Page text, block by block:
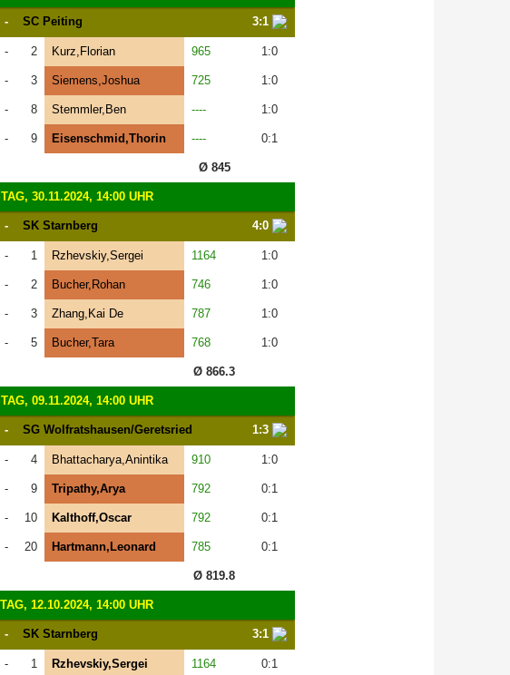
- SC Peiting 3:1
- 2 Kurz,Florian 965 1:0
- 3 Siemens,Joshua 725 1:0
- 8 Stemmler,Ben ---- 1:0
- 9 Eisenschmid,Thorin ---- 0:1
Ø 845
30.11.2024, 14:00 UHR
- SK Starnberg 4:0
- 1 Rzhevskiy,Sergei 1164 1:0
- 2 Bucher,Rohan 746 1:0
- 3 Zhang,Kai De 787 1:0
- 5 Bucher,Tara 768 1:0
Ø 866.3
09.11.2024, 14:00 UHR
- SG Wolfratshausen/Geretsried 1:3
- 4 Bhattacharya,Anintika 910 1:0
- 9 Tripathy,Arya 792 0:1
- 10 Kalthoff,Oscar 792 0:1
- 20 Hartmann,Leonard 785 0:1
Ø 819.8
12.10.2024, 14:00 UHR
- SK Starnberg 3:1
- 1 Rzhevskiy,Sergei 1164 0:1